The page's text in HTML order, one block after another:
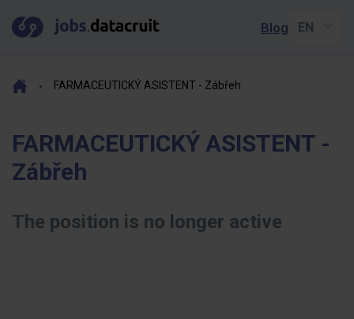
Blog
FARMACEUTICKÝ ASISTENT - Zábřeh
FARMACEUTICKÝ ASISTENT -
Zábřeh
The position is no longer active